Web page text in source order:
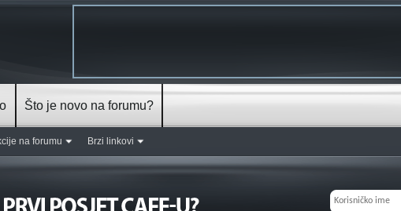
na forumu Brzi linkovi
Što je novo na forumu?